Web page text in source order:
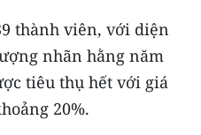
thành viên, với diện
nhãn hằng năm
tiêu thụ hết với giá
20%.